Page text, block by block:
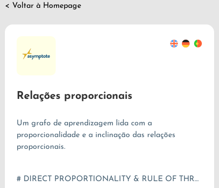
< Voltar à Homepage
Relações proporcionais
Um grafo de aprendizagem lida com a
proporcionalidade e a inclinação das relações
proporcionais.
# DIRECT PROPORTIONALITY & RULE OF THREE